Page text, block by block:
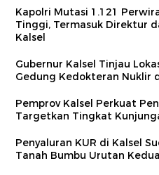
Kapolri Mutasi 1.121
Tinggi, Termasuk Direktur
Kalsel
Gubernur Kalsel Tinjau
Gedung Kedokteran Nuklir
Pemprov Kalsel Perkuat
Targetkan Tingkat
Penyaluran KUR di Kalsel
Tanah Bumbu Urutan